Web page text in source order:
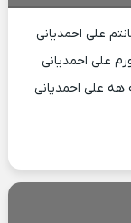
علی احمدیانی
علی احمدیانی
هه علی احمدیانی